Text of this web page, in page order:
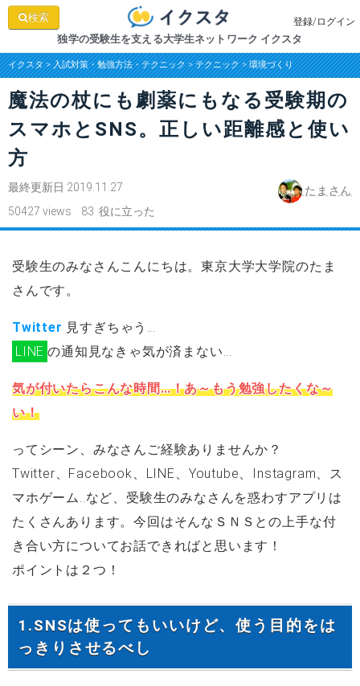
検索 登録/ログイン
独学の受験生を支える大学生ネットワーク イクスタ
イクスタ>入試対策・勉強方法・テクニック>テクニック>環境づくり
魔法の杖にも劇薬にもなる受験期の
スマホとSNS。正しい距離感と使い
方
最終更新日 2019.11.27
たまさん
50427 views 83 役に立った
受験生のみなさんこんにちは。東京大学大学院のたま
さんです。
Twitter 見すぎちゃう…
LINE の通知見なきゃ気が済まない…
気が付いたらこんな時間…！あ～もう勉強したくな～
い！
ってシーン、みなさんご経験ありませんか？
Twitter、Facebook、LINE、Youtube、Instagram、ス
マホゲーム..など、受験生のみなさんを惑わすアプリは
たくさんあります。今回はそんなＳＮＳとの上手な付
き合い方についてお話できればと思います！
ポイントは２つ！
1.SNSは使ってもいいけど、使う目的をは
っきりさせるべし